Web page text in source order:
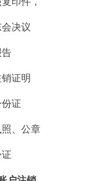
决议
告
证明
证
、公章